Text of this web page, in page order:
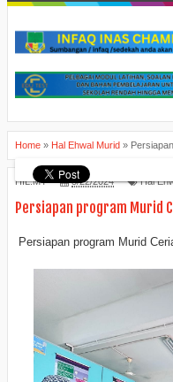
Home » Hal Ehwal Murid »
HIL.MY 5/22/2024 Hal
Persiapan program Murid
Persiapan program Murid